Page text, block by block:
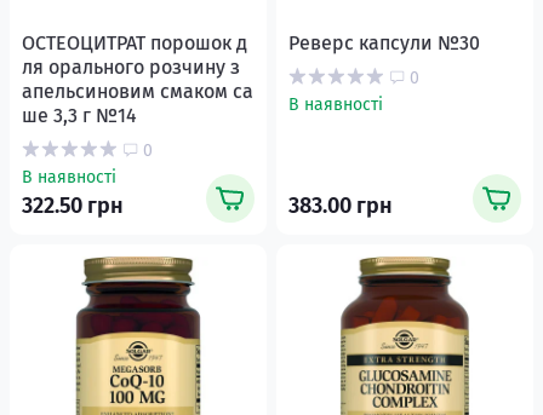
ОСТЕОЦИТРАТ порошок д
ля орального розчину з
апельсиновим смаком са
ше 3,3 г №14
0
В наявності
322.50 грн
Реверс капсули №30
0
В наявності
383.00 грн